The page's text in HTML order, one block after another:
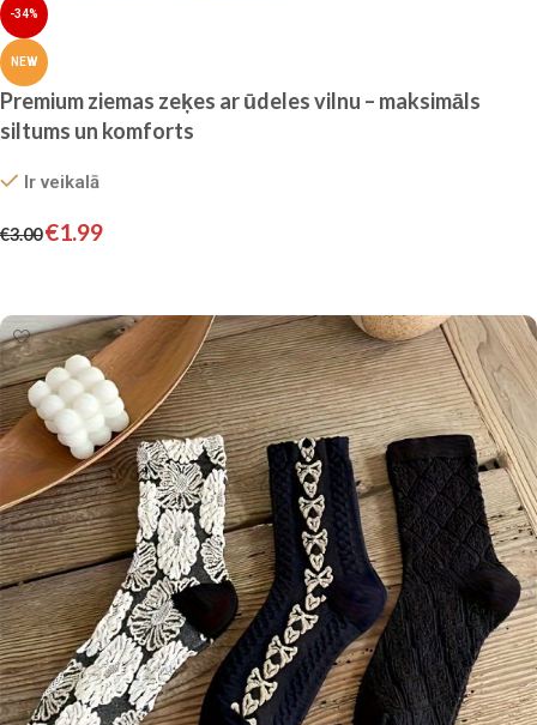
-34%
NEW
Premium ziemas zeķes ar ūdeles vilnu – maksimāls
siltums un komforts
Ir veikalā
€3.00€1.99